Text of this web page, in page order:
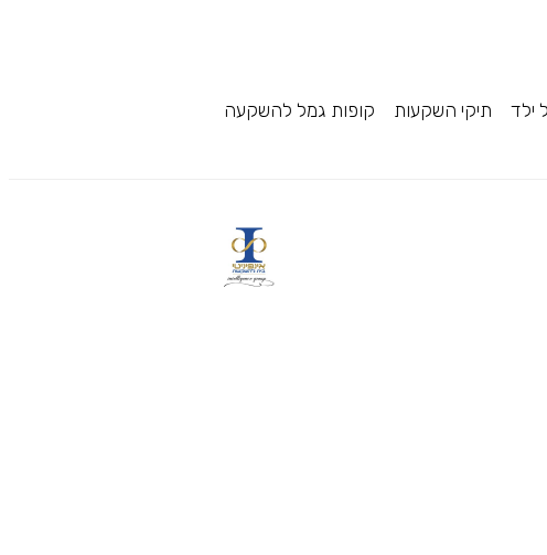
ילד תיקי השקעות קופות גמל להשקעה